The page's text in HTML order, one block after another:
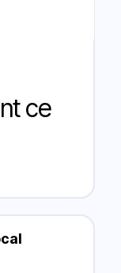
ce